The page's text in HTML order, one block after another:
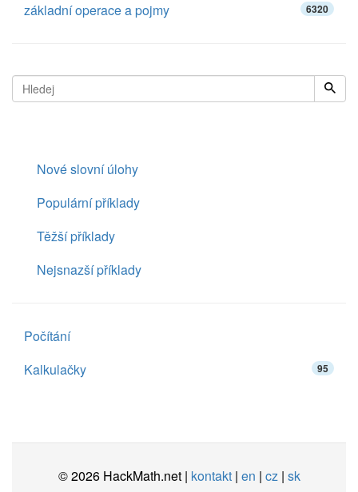
základní operace a pojmy 6320
Nové slovní úlohy
Populární příklady
Těžší příklady
Nejsnazší příklady
Počítání
Kalkulačky
95
© 2026 HackMath.net | kontakt| en | cz| sk